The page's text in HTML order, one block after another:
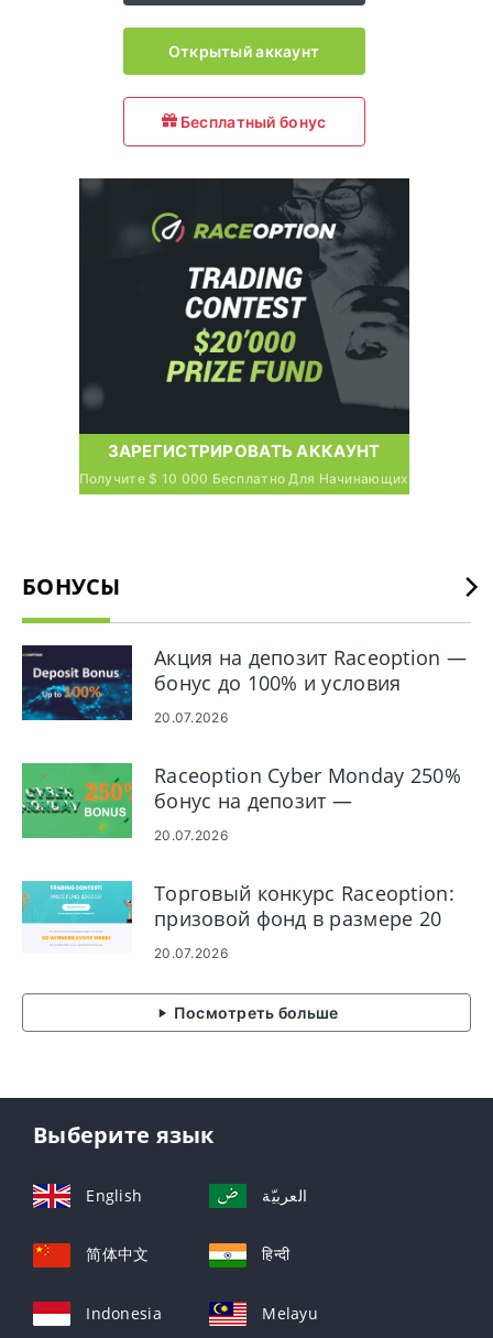
Открытый аккаунт
Бесплатный бонус
ЗАРЕГИСТРИРОВАТЬ АККАУНТ
Получите $ 10 000 Бесплатно Для Начинающих
БОНУСЫ
Акция на депозит Raceoption —
бонус до 100% и условия
20.07.2026
Raceoption Cyber ​​Monday 250%
бонус на депозит —
Подробности акции
20.07.2026
Торговый конкурс Raceoption:
призовой фонд в размере 20
000 долларов США, участие и
20.07.2026
Посмотреть больше
Выберите язык
English العربيّة
简体中文 हिन्दी
Indonesia Melayu